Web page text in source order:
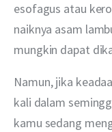
esofagus atau
naiknya asam
mungkin dapat
Namun, jika
kali dalam
kamu sedang